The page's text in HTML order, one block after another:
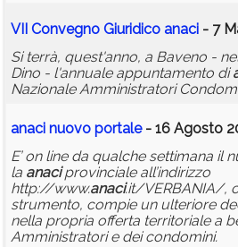
VII Convegno Giuridico anaci - 7
Si terrà, quest'anno, a Baveno -
Dino - l'annuale appuntamento di
Nazionale Amministratori
anaci nuovo portale- 16 Agosto
E’ on line da qualche settimana il
la anaciprovinciale all’indirizzo
http://www.anaci.it/VERBANIA/,
strumento, compie un ulteriore
nella propria offerta territoriale a
Amministratori e dei condomini.